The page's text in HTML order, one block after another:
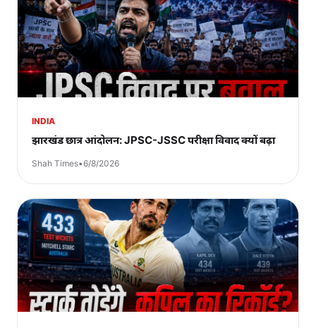
INDIA
झारखंड छात्र आंदोलन: JPSC-JSSC परीक्षा विवाद क्यों बढ़ा
Shah Times•6/8/2026